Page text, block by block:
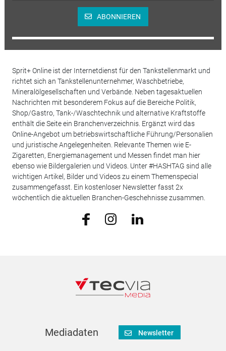
ABONNIEREN
Sprit+ Online ist der Internetdienst für den Tankstellenmarkt und
richtet sich an Tankstellenunternehmer, Waschbetriebe,
Mineralölgesellschaften und Verbände. Neben tagesaktuellen
Nachrichten mit besonderem Fokus auf die Bereiche Politik,
Shop/Gastro, Tank-/Waschtechnik und alternative Kraftstoffe
enthält die Seite ein Branchenverzeichnis. Ergänzt wird das
Online-Angebot um betriebswirtschaftliche Führung/Personalien
und juristische Angelegenheiten. Relevante Themen wie E-
Zigaretten, Energiemanagement und Messen findet man hier
ebenso wie Bildergalerien und Videos. Unter #HASHTAG sind alle
wichtigen Artikel, Bilder und Videos zu einem Themenspecial
zusammengefasst. Ein kostenloser Newsletter fasst 2x
wöchentlich die aktuellen Branchen-Geschehnisse zusammen.
Mediadaten Newsletter